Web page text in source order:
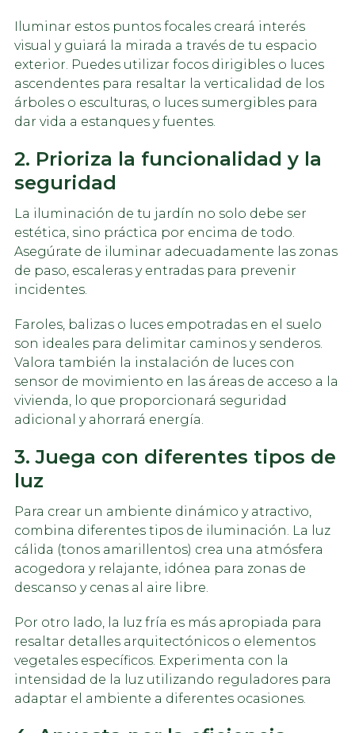
Iluminar estos puntos focales creará interés
visual y guiará la mirada a través de tu espacio
exterior. Puedes utilizar focos dirigibles o luces
ascendentes para resaltar la verticalidad de los
árboles o esculturas, o luces sumergibles para
dar vida a estanques y fuentes.
2. Prioriza la funcionalidad y la
seguridad
La iluminación de tu jardín no solo debe ser
estética, sino práctica por encima de todo.
Asegúrate de iluminar adecuadamente las zonas
de paso, escaleras y entradas para prevenir
incidentes.
Faroles, balizas o luces empotradas en el suelo
son ideales para delimitar caminos y senderos.
Valora también la instalación de luces con
sensor de movimiento en las áreas de acceso a la
vivienda, lo que proporcionará seguridad
adicional y ahorrará energía.
3. Juega con diferentes tipos de
luz
Para crear un ambiente dinámico y atractivo,
combina diferentes tipos de iluminación. La luz
cálida (tonos amarillentos) crea una atmósfera
acogedora y relajante, idónea para zonas de
descanso y cenas al aire libre.
Por otro lado, la luz fría es más apropiada para
resaltar detalles arquitectónicos o elementos
vegetales específicos. Experimenta con la
intensidad de la luz utilizando reguladores para
adaptar el ambiente a diferentes ocasiones.